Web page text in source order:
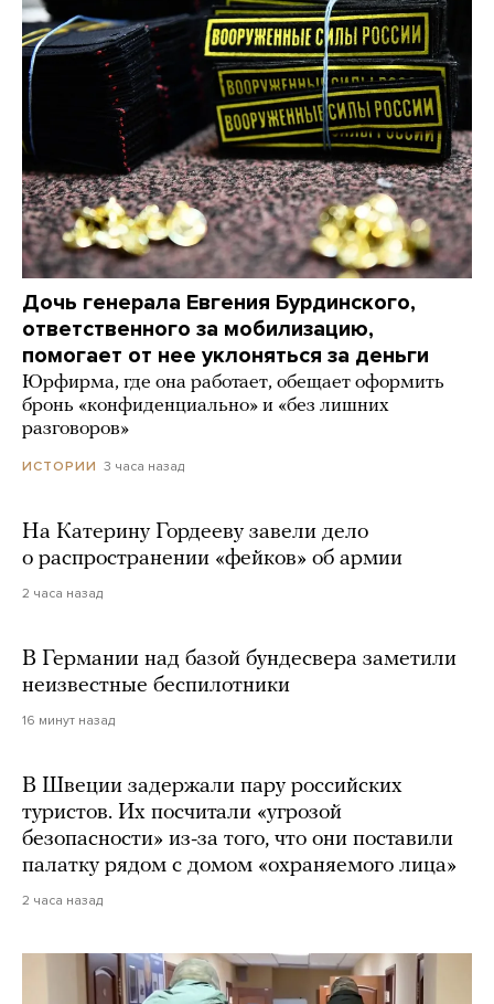
Дочь генерала Евгения Бурдинского,
ответственного за мобилизацию,
помогает от нее уклоняться за деньги
Юрфирма, где она работает, обещает оформить
бронь «конфиденциально» и «без лишних
разговоров»
ИСТОРИИ 3 часа назад
На Катерину Гордееву завели дело
о распространении «фейков» об армии
2 часа назад
В Германии над базой бундесвера заметили
неизвестные беспилотники
16 минут назад
В Швеции задержали пару российских
туристов. Их посчитали «угрозой
безопасности» из-за того, что они поставили
палатку рядом с домом «охраняемого лица»
2 часа назад